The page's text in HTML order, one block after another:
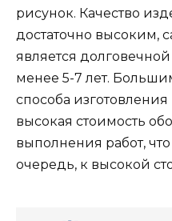
рисунок. Качество
достаточно высоким,
является
менее 5-7 лет.
способа изготовления
высокая стоимость
выполнения работ,
очередь, к высокой